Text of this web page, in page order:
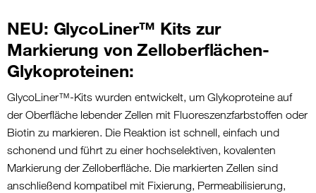
NEU: GlycoLiner™ Kits zur
Markierung von Zelloberflächen-
Glykoproteinen:
GlycoLiner™-Kits wurden entwickelt, um Glykoproteine auf
der Oberfläche lebender Zellen mit Fluoreszenzfarbstoffen oder
Biotin zu markieren. Die Reaktion ist schnell, einfach und
schonend und führt zu einer hochselektiven, kovalenten
Markierung der Zelloberfläche. Die markierten Zellen sind
anschließend kompatibel mit Fixierung, Permeabilisierung,